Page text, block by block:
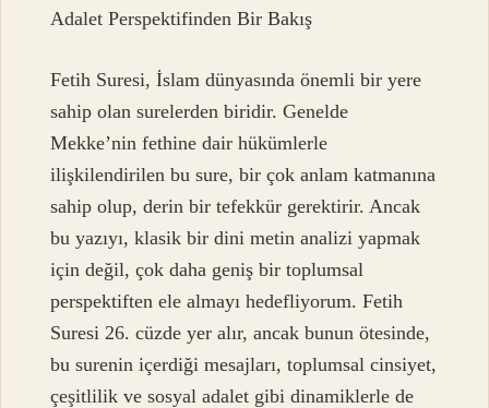
Adalet Perspektifinden Bir Bakış
Fetih Suresi, İslam dünyasında önemli bir yere
sahip olan surelerden biridir. Genelde
Mekke’nin fethine dair hükümlerle
ilişkilendirilen bu sure, bir çok anlam katmanına
sahip olup, derin bir tefekkür gerektirir. Ancak
bu yazıyı, klasik bir dini metin analizi yapmak
için değil, çok daha geniş bir toplumsal
perspektiften ele almayı hedefliyorum. Fetih
Suresi 26. cüzde yer alır, ancak bunun ötesinde,
bu surenin içerdiği mesajları, toplumsal cinsiyet,
çeşitlilik ve sosyal adalet gibi dinamiklerle de